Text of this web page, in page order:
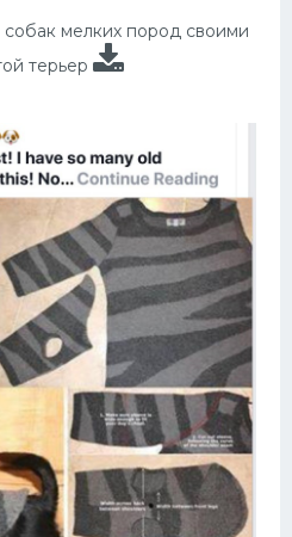
мелких пород своими
терьер